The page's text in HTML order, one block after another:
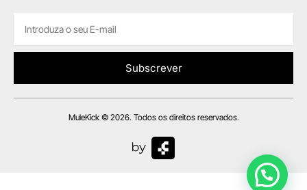
Subscrever
MuleKick © 2026. Todos os direitos reservados.